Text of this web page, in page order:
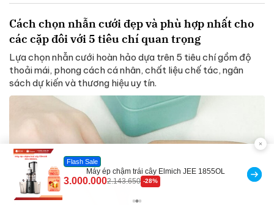
Cách chọn nhẫn cưới đẹp và phù hợp nhất cho
các cặp đôi với 5 tiêu chí quan trọng
Lựa chọn nhẫn cưới hoàn hảo dựa trên 5 tiêu chí gồm độ
thoải mái, phong cách cá nhân, chất liệu chế tác, ngân
sách dự kiến và thương hiệu uy tín.
Đã bán nhiều
Máy rửa xe cầm tay xịt rửa cao áp có tạo bọt tuyết
399.000